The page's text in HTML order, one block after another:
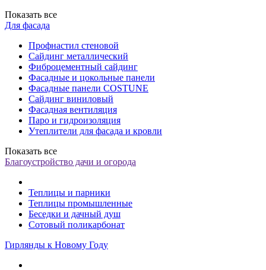
Показать все
Для фасада
Профнастил стеновой
Сайдинг металлический
Фиброцементный сайдинг
Фасадные и цокольные панели
Фасадные панели COSTUNE
Сайдинг виниловый
Фасадная вентиляция
Паро и гидроизоляция
Утеплители для фасада и кровли
Показать все
Благоустройство дачи и огорода
Теплицы и парники
Теплицы промышленные
Беседки и дачный душ
Сотовый поликарбонат
Гирлянды к Новому Году